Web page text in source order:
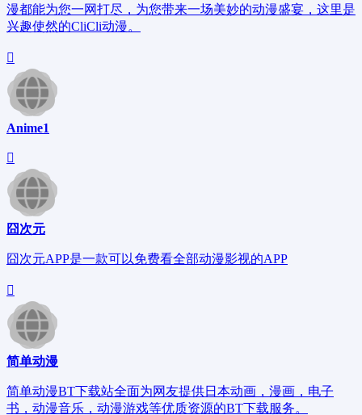
漫都能为您一网打尽，为您带来一场美妙的动漫盛宴，这里是
兴趣使然的CliCli动漫。
Anime1
囧次元
囧次元APP是一款可以免费看全部动漫影视的APP
简单动漫
简单动漫BT下载站全面为网友提供日本动画，漫画，电子
书，动漫音乐，动漫游戏等优质资源的BT下载服务。